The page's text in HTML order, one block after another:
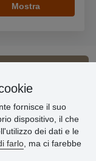
Mostra
fornisce il suo
dispositivo, il che
dei dati e le
farlo , ma ci farebbe